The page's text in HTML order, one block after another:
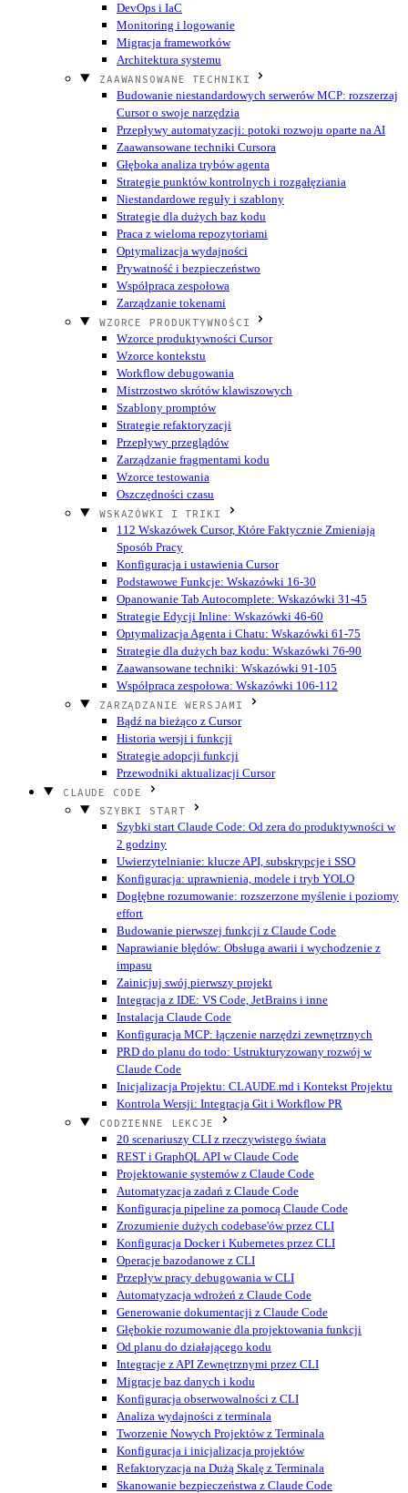
DevOps i IaC
Monitoring i logowanie
Migracja frameworków
Architektura systemu
ZAAWANSOWANE TECHNIKI
Budowanie niestandardowych serwerów MCP: rozszerzaj
Cursor o swoje narzędzia
Przepływy automatyzacji: potoki rozwoju oparte na AI
Zaawansowane techniki Cursora
Głęboka analiza trybów agenta
Strategie punktów kontrolnych i rozgałęziania
Niestandardowe reguły i szablony
Strategie dla dużych baz kodu
Praca z wieloma repozytoriami
Optymalizacja wydajności
Prywatność i bezpieczeństwo
Współpraca zespołowa
Zarządzanie tokenami
WZORCE PRODUKTYWNOŚCI
Wzorce produktywności Cursor
Wzorce kontekstu
Workflow debugowania
Mistrzostwo skrótów klawiszowych
Szablony promptów
Strategie refaktoryzacji
Przepływy przeglądów
Zarządzanie fragmentami kodu
Wzorce testowania
Oszczędności czasu
WSKAZÓWKI I TRIKI
112 Wskazówek Cursor, Które Faktycznie Zmieniają
Sposób Pracy
Konfiguracja i ustawienia Cursor
Podstawowe Funkcje: Wskazówki 16-30
Opanowanie Tab Autocomplete: Wskazówki 31-45
Strategie Edycji Inline: Wskazówki 46-60
Optymalizacja Agenta i Chatu: Wskazówki 61-75
Strategie dla dużych baz kodu: Wskazówki 76-90
Zaawansowane techniki: Wskazówki 91-105
Współpraca zespołowa: Wskazówki 106-112
ZARZĄDZANIE WERSJAMI
Bądź na bieżąco z Cursor
Historia wersji i funkcji
Strategie adopcji funkcji
Przewodniki aktualizacji Cursor
CLAUDE CODE
SZYBKI START
Szybki start Claude Code: Od zera do produktywności w
2 godziny
Uwierzytelnianie: klucze API, subskrypcje i SSO
Konfiguracja: uprawnienia, modele i tryb YOLO
Dogłębne rozumowanie: rozszerzone myślenie i poziomy
effort
Budowanie pierwszej funkcji z Claude Code
Naprawianie błędów: Obsługa awarii i wychodzenie z
impasu
Zainicjuj swój pierwszy projekt
Integracja z IDE: VS Code, JetBrains i inne
Instalacja Claude Code
Konfiguracja MCP: łączenie narzędzi zewnętrznych
PRD do planu do todo: Ustrukturyzowany rozwój w
Claude Code
Inicjalizacja Projektu: CLAUDE.md i Kontekst Projektu
Kontrola Wersji: Integracja Git i Workflow PR
CODZIENNE LEKCJE
20 scenariuszy CLI z rzeczywistego świata
REST i GraphQL API w Claude Code
Projektowanie systemów z Claude Code
Automatyzacja zadań z Claude Code
Konfiguracja pipeline za pomocą Claude Code
Zrozumienie dużych codebase'ów przez CLI
Konfiguracja Docker i Kubernetes przez CLI
Operacje bazodanowe z CLI
Przepływ pracy debugowania w CLI
Automatyzacja wdrożeń z Claude Code
Generowanie dokumentacji z Claude Code
Głębokie rozumowanie dla projektowania funkcji
Od planu do działającego kodu
Integracje z API Zewnętrznymi przez CLI
Migracje baz danych i kodu
Konfiguracja obserwowalności z CLI
Analiza wydajności z terminala
Tworzenie Nowych Projektów z Terminala
Konfiguracja i inicjalizacja projektów
Refaktoryzacja na Dużą Skalę z Terminala
Skanowanie bezpieczeństwa z Claude Code